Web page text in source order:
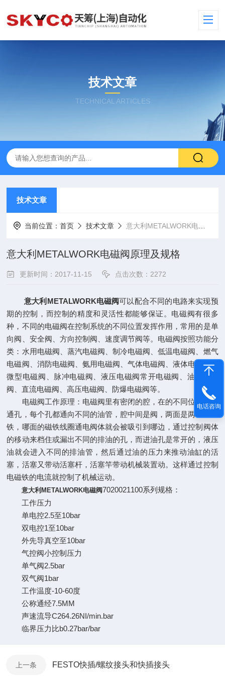
技术文章
TECHNICAL ARTICLES
技术文章
当前位置：首页 技术文章 意大利METALWORK电磁阀原理及规格
意大利METALWORK电磁阀原理及规格
更新时间：2017-11-15 点击次数：2272
意大利METALWORK电磁阀可以配合不同的电路来实现预
期的控制，而控制的精度和灵活性都能够保证。电磁阀有很多
种，不同的电磁阀在控制系统的不同位置发挥作用，常用的是单
向阀、安全阀、方向控制阀、速度调节阀等。电磁阀按照功能分
类：水用电磁阀、蒸汽电磁阀、制冷电磁阀、低温电磁阀、燃气
电磁阀、消防电磁阀、氨用电磁阀、气体电磁阀、液体电磁阀、
微型电磁阀、脉冲电磁阀、液压电磁阀常开电磁阀、油用电磁
阀、直流电磁阀、高压电磁阀、防爆电磁阀等。
电磁阀工作原理：电磁阀里有密闭的腔，在的不同位置开有
通孔，每个孔都通向不同的油管，腔中间是阀，两面是两块电磁
铁，哪面的磁铁线圈通电阀体就会被吸引到哪边，通过控制阀体
的移动来档住或漏出不同的排油的孔，而进油孔是常开的，液压
油就会进入不同的排油管，然后通过油的压力来推动油缸的活
塞，活塞又带动活塞杆，活塞竿带动机械装置动。这样通过控制
电磁铁的电流就控制了机械运动。
意大利METALWORK电磁阀7020021100系列规格：
工作压力
单电控2.5至10bar
双电控1至10bar
外先导真空至10bar
气控阀小控制压力
单气阀2.5bar
双气阀1bar
工作温度-10-60度
公称通经7.5MM
声速流导C264.26NI/min.bar
临界压力比b0.27bar/bar
上一条 FESTO快插/螺纹接头和快插接头
电话咨询